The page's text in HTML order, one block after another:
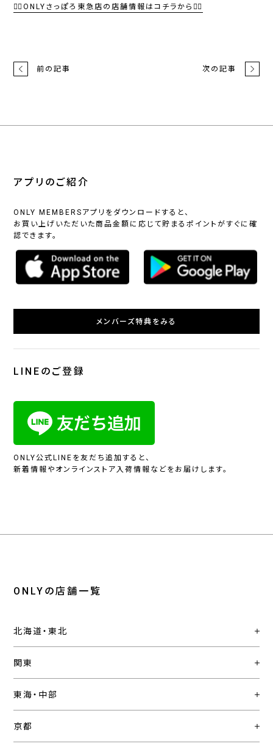
💁‍♂️ONLYさっぽろ東急店の店舗情報はコチラから💁‍♂️
前の記事 次の記事
アプリのご紹介
ONLY MEMBERSアプリをダウンロードすると、
お買い上げいただいた商品金額に応じて貯まるポイントがすぐに確
認できます。
メンバーズ特典をみる
LINEのご登録
ONLY公式LINEを友だち追加すると、
新着情報やオンラインストア入荷情報などをお届けします。
ONLYの店舗一覧
北海道・東北
関東
東海・中部
京都